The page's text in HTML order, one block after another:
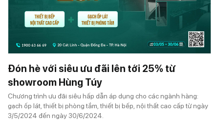
Đón hè với siêu ưu đãi lên tới 25% từ
showroom Hùng Túy
Chương trình ưu đãi siêu hấp dẫn áp dụng cho các ngành hàng:
gạch ốp lát, thiết bị phòng tắm, thiết bị bếp, nội thất cao cấp từ ngày
3/5/2024 đến ngày 30/6/2024.